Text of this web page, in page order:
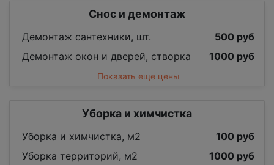
Снос и демонтаж
Демонтаж сантехники, шт.
500 руб
Демонтаж окон и дверей, створка
1000 руб
Показать еще цены
Уборка и химчистка
Уборка и химчистка, м2
100 руб
Уборка территорий, м2
1000 руб